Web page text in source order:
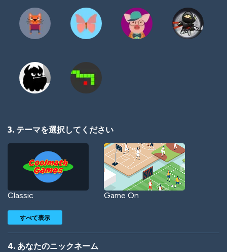
3. テーマを選択してください
Classic Game On
すべて表示
4. あなたのニックネーム